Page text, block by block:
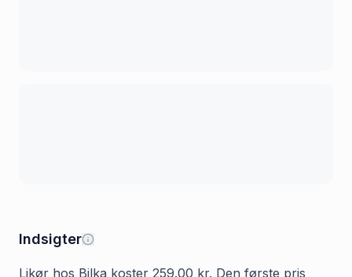
Indsigter
Likør hos Bilka koster 259.00 kr. Den første pris